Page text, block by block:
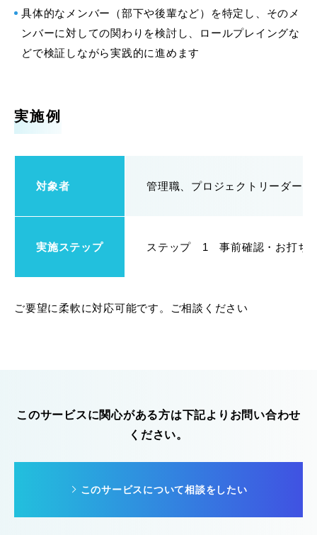
具体的なメンバー（部下や後輩など）を特定し、そのメ
ンバーに対しての関わりを検討し、ロールプレイングな
どで検証しながら実践的に進めます
実施例
対象者 管理職、プロジェクトリーダー
実施ステップ ステップ 1 事前確認・お打ち
ご要望に柔軟に対応可能です。ご相談ください
このサービスに関心がある方は下記よりお問い合わせ
ください。
このサービスについて相談をしたい